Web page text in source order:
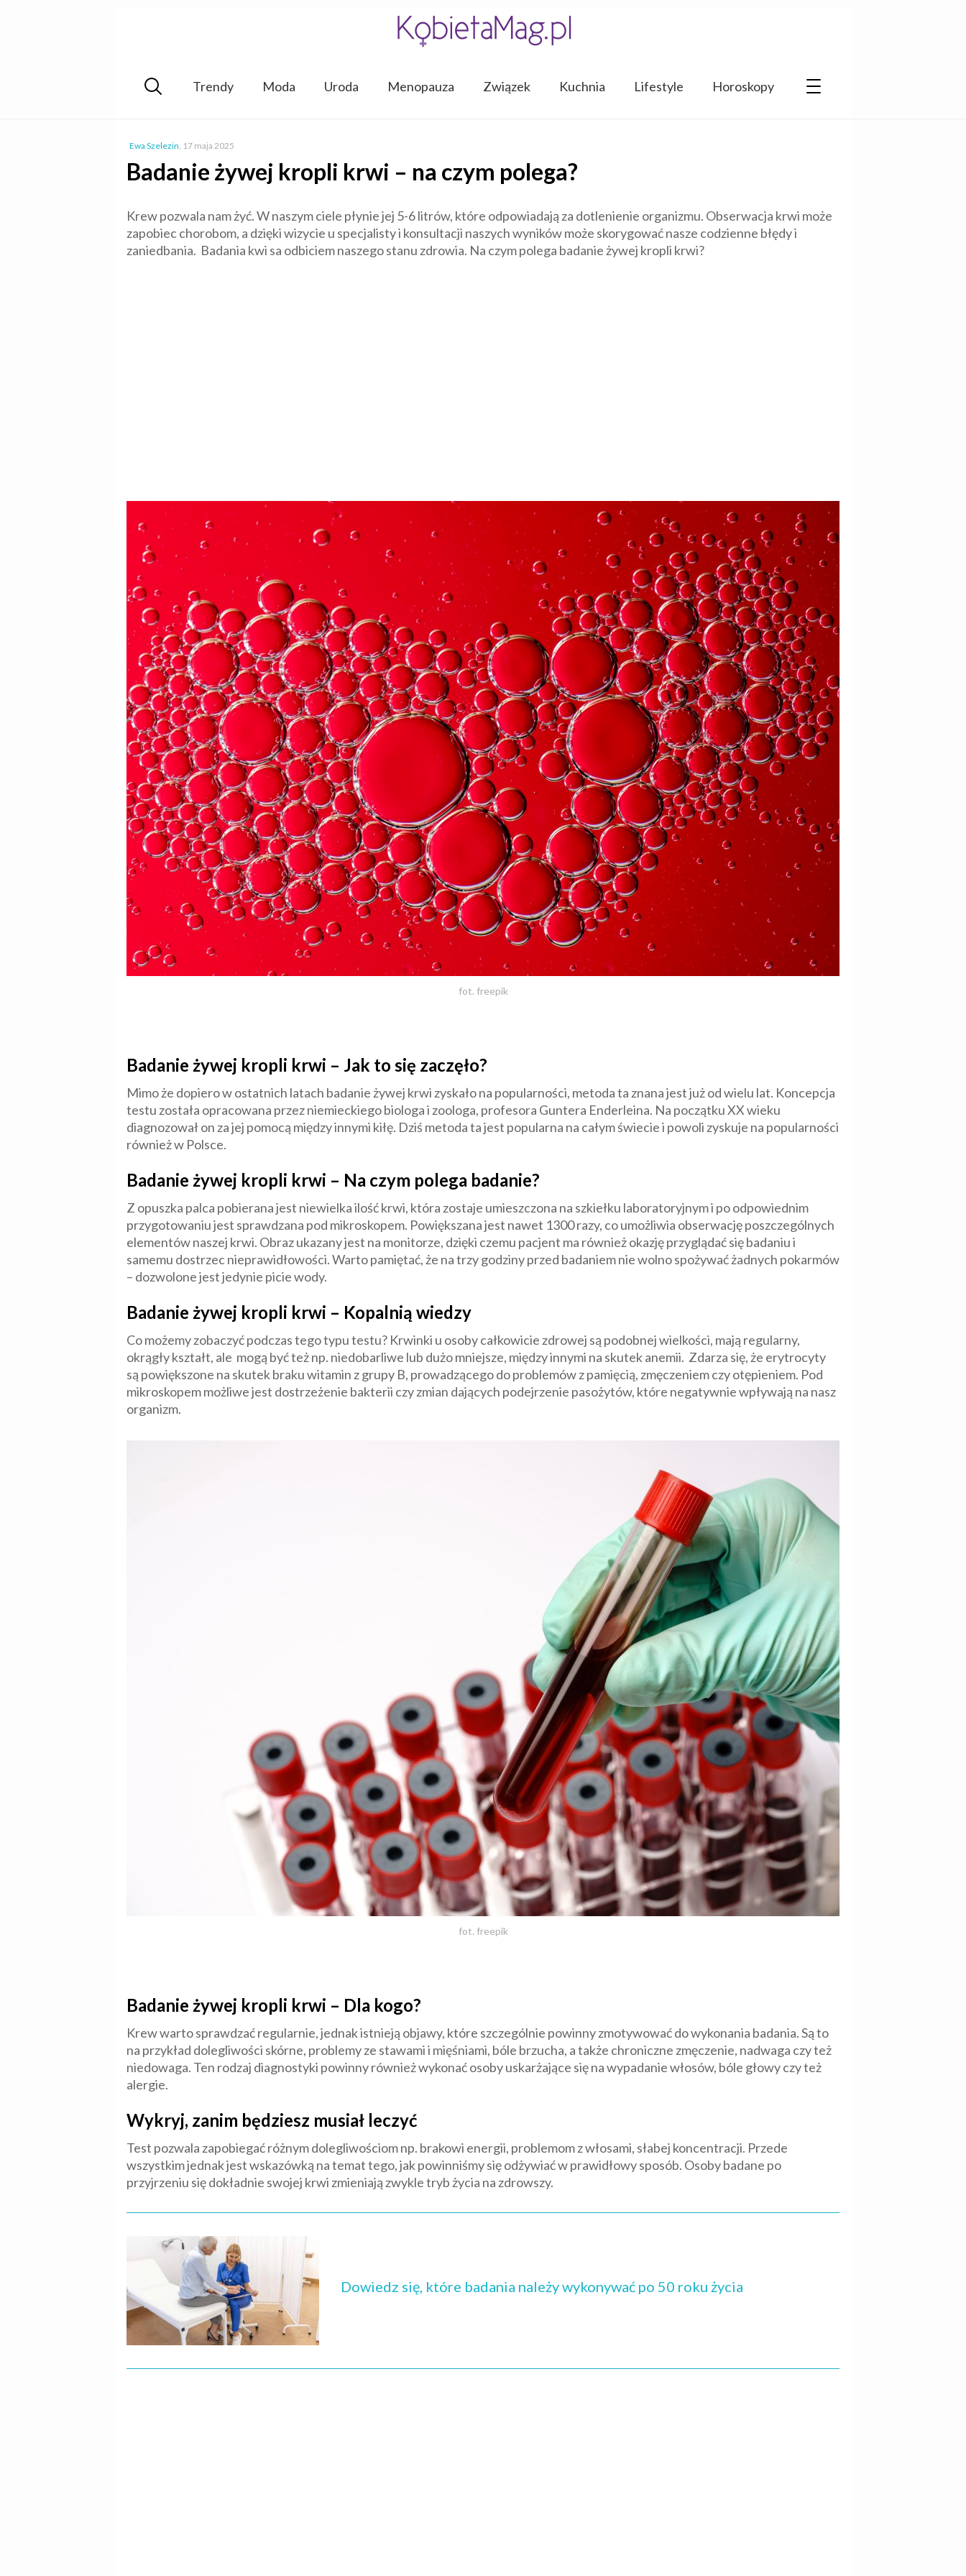
Trendy Moda Uroda Menopauza Związek Kuchnia Lifestyle Horoskopy
Ewa Szelezin, 17 maja 2025
Badanie żywej kropli krwi – na czym polega?
Krew pozwala nam żyć. W naszym ciele płynie jej 5-6 litrów, które odpowiadają za dotlenienie organizmu. Obserwacja krwi może
zapobiec chorobom, a dzięki wizycie u specjalisty i konsultacji naszych wyników może skorygować nasze codzienne błędy i
zaniedbania. Badania kwi sa odbiciem naszego stanu zdrowia. Na czym polega badanie żywej kropli krwi?
fot. freepik
Badanie żywej kropli krwi – Jak to się zaczęło?
Mimo że dopiero w ostatnich latach badanie żywej krwi zyskało na popularności, metoda ta znana jest już od wielu lat. Koncepcja
testu została opracowana przez niemieckiego biologa i zoologa, profesora Guntera Enderleina. Na początku XX wieku
diagnozował on za jej pomocą między innymi kiłę. Dziś metoda ta jest popularna na całym świecie i powoli zyskuje na popularności
również w Polsce.
Badanie żywej kropli krwi – Na czym polega badanie?
Z opuszka palca pobierana jest niewielka ilość krwi, która zostaje umieszczona na szkiełku laboratoryjnym i po odpowiednim
przygotowaniu jest sprawdzana pod mikroskopem. Powiększana jest nawet 1300 razy, co umożliwia obserwację poszczególnych
elementów naszej krwi. Obraz ukazany jest na monitorze, dzięki czemu pacjent ma również okazję przyglądać się badaniu i
samemu dostrzec nieprawidłowości. Warto pamiętać, że na trzy godziny przed badaniem nie wolno spożywać żadnych pokarmów
– dozwolone jest jedynie picie wody.
Badanie żywej kropli krwi – Kopalnią wiedzy
Co możemy zobaczyć podczas tego typu testu? Krwinki u osoby całkowicie zdrowej są podobnej wielkości, mają regularny,
okrągły kształt, ale mogą być też np. niedobarliwe lub dużo mniejsze, między innymi na skutek anemii. Zdarza się, że erytrocyty
są powiększone na skutek braku witamin z grupy B, prowadzącego do problemów z pamięcią, zmęczeniem czy otępieniem. Pod
mikroskopem możliwe jest dostrzeżenie bakterii czy zmian dających podejrzenie pasożytów, które negatywnie wpływają na nasz
organizm.
fot. freepik
Badanie żywej kropli krwi – Dla kogo?
Krew warto sprawdzać regularnie, jednak istnieją objawy, które szczególnie powinny zmotywować do wykonania badania. Są to
na przykład dolegliwości skórne, problemy ze stawami i mięśniami, bóle brzucha, a także chroniczne zmęczenie, nadwaga czy też
niedowaga. Ten rodzaj diagnostyki powinny również wykonać osoby uskarżające się na wypadanie włosów, bóle głowy czy też
alergie.
Wykryj, zanim będziesz musiał leczyć
Test pozwala zapobiegać różnym dolegliwościom np. brakowi energii, problemom z włosami, słabej koncentracji. Przede
wszystkim jednak jest wskazówką na temat tego, jak powinniśmy się odżywiać w prawidłowy sposób. Osoby badane po
przyjrzeniu się dokładnie swojej krwi zmieniają zwykle tryb życia na zdrowszy.
Dowiedz się, które badania należy wykonywać po 50 roku życia